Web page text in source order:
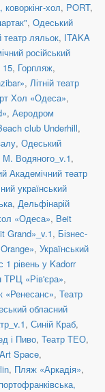
коворкінг-хол, PORT,
, Одеський
ляльок, ITAKA
російський
15, Горпляж,
, Літній театр
Хол «Одеса»,
, Аеродром
club Underhill,
, Одеський
М. Водяного_v.1,
Академічний театр
український
, Дельфінарій
«Одеса», Beit
Grand»_v.1, Бізнес-
, Український
1 рівень у Kadorr
ТРЦ «Рів'єра»,
«Ренесанс», Театр
обласний
, Синій Краб,
і Пиво, Театр ТЕО,
Space,
, Пляж «Аркадія»,